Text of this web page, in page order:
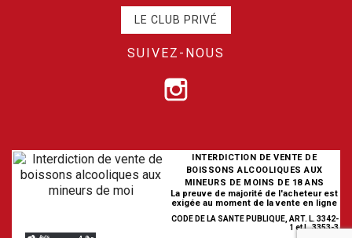
LE CLUB PRIVÉ
SUIVEZ-NOUS
INTERDICTION DE VENTE DE
BOISSONS ALCOOLIQUES AUX
MINEURS DE MOINS DE 18 ANS
La preuve de majorité de l'acheteur est
exigée au moment de la vente en ligne
CODE DE LA SANTE PUBLIQUE, ART. L. 3342-
1 et L. 3353-3